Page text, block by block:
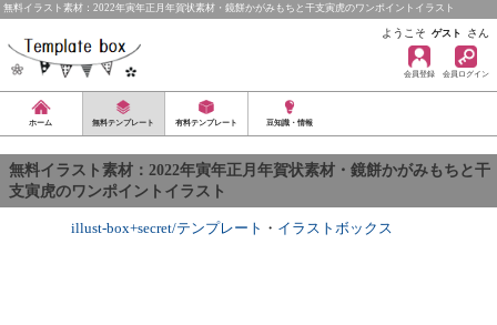
無料イラスト素材：2022年寅年正月年賀状素材・鏡餅かがみもちと干支寅虎のワンポイントイラスト
ようこそ ゲスト さん
会員登録 会員ログイン
ホーム 無料テンプレート 有料テンプレート 豆知識・情報
無料イラスト素材：2022年寅年正月年賀状素材・鏡餅かがみもちと干
支寅虎のワンポイントイラスト
illust-box+secret/テンプレート ・ イラストボックス